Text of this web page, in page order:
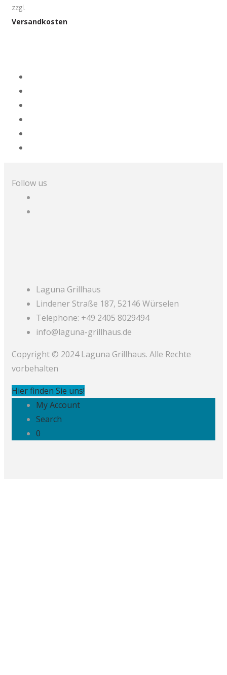
zzgl.
Versandkosten
Follow us
Laguna Grillhaus
Lindener Straße 187, 52146 Würselen
Telephone: +49 2405 8029494
info@laguna-grillhaus.de
Copyright © 2024 Laguna Grillhaus. Alle Rechte
vorbehalten
Hier finden Sie uns!
My Account
Search
0